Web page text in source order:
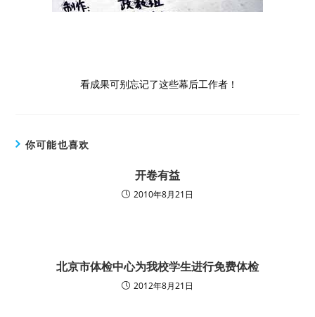
看成果可别忘记了这些幕后工作者！
你可能也喜欢
开卷有益
2010年8月21日
北京市体检中心为我校学生进行免费体检
2012年8月21日